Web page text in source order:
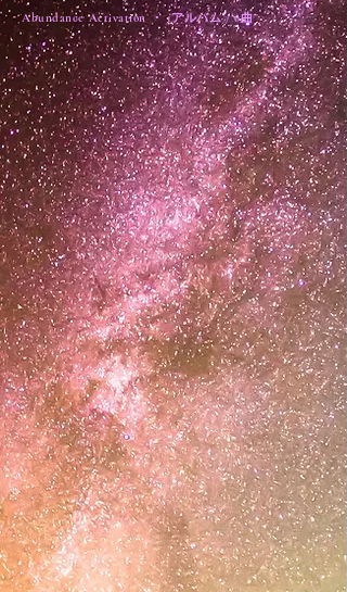
Abundance Activation ・ 1アルバム / 6曲